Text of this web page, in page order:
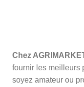
Chez
fournir les meilleurs
soyez amateur ou